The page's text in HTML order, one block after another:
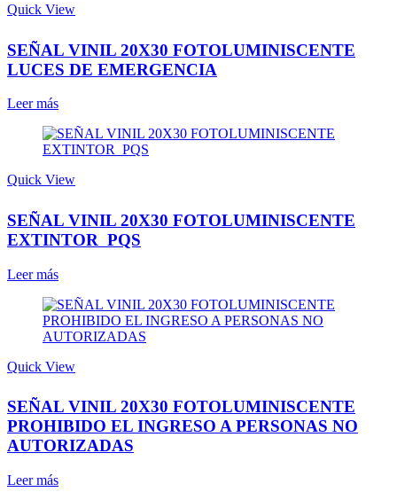
Quick View
SEÑAL VINIL 20X30 FOTOLUMINISCENTE
LUCES DE EMERGENCIA
Leer más
Quick View
SEÑAL VINIL 20X30 FOTOLUMINISCENTE
EXTINTOR PQS
Leer más
Quick View
SEÑAL VINIL 20X30 FOTOLUMINISCENTE
PROHIBIDO EL INGRESO A PERSONAS NO
AUTORIZADAS
Leer más